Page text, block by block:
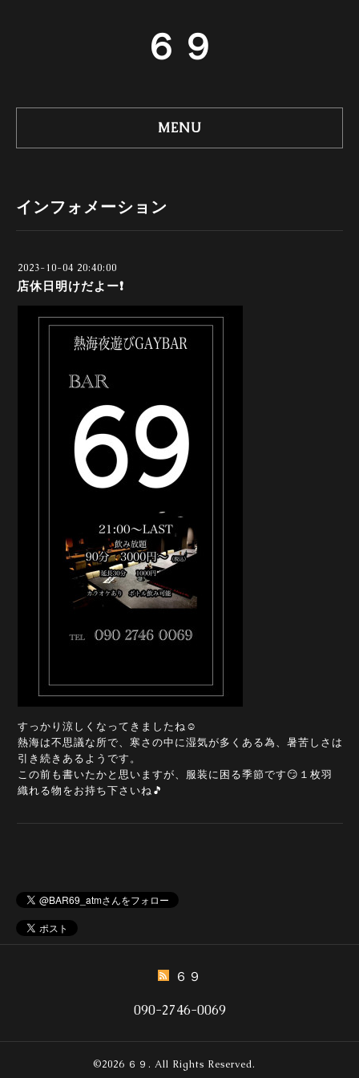
６９
MENU
インフォメーション
2023-10-04 20:40:00
店休日明けだよー❗
すっかり涼しくなってきましたね☺️
熱海は不思議な所で、寒さの中に湿気が多くある為、暑苦しさは
引き続きあるようです。
この前も書いたかと思いますが、服装に困る季節です😏１枚羽
織れる物をお持ち下さいね🎵
６９
090-2746-0069
©2026 ６９ . All Rights Reserved.